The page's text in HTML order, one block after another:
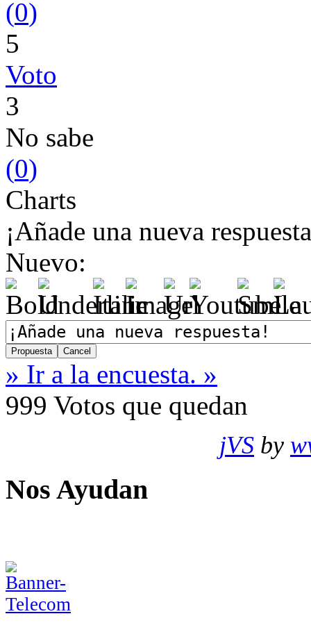
(0)
5
Voto
3
No sabe
(0)
Charts
¡Añade una nueva
Nuevo:
» Ir a la encuesta. »
999 Votos que quedan
jVS by
Nos Ayudan